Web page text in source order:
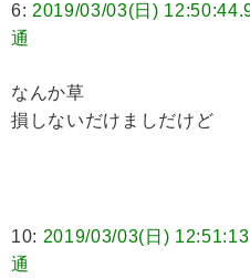
6: 2019/03/03(日)
通
なんか草
損しないだけましだけど
10: 2019/03/03(日)
通